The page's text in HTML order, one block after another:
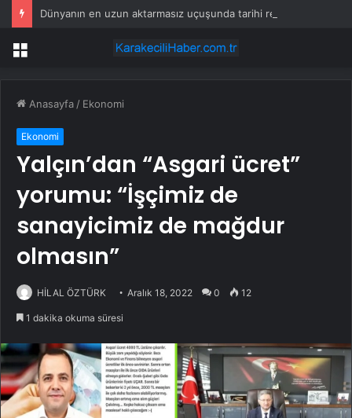
Menü
Anasayfa / Ekonomi
Ekonomi
Yalçın’dan “Asgari ücret”
yorumu: “İşçimiz de
sanayicimiz de mağdur
olmasın”
HİLAL ÖZTÜRK Aralık 18, 2022 0 12
1 dakika okuma süresi